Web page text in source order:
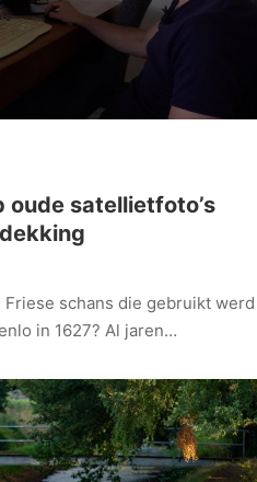
oude satellietfoto’s
Friese schans die gebruikt werd
in 1627? Al jaren…